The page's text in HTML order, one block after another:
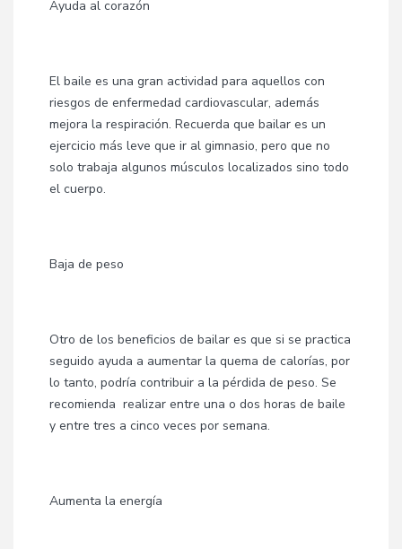
Ayuda al corazón
El baile es una gran actividad para aquellos con
riesgos de enfermedad cardiovascular, además
mejora la respiración. Recuerda que bailar es un
ejercicio más leve que ir al gimnasio, pero que no
solo trabaja algunos músculos localizados sino todo
el cuerpo.
Baja de peso
Otro de los beneficios de bailar es que si se practica
seguido ayuda a aumentar la quema de calorías, por
lo tanto, podría contribuir a la pérdida de peso. Se
recomienda realizar entre una o dos horas de baile
y entre tres a cinco veces por semana.
Aumenta la energía